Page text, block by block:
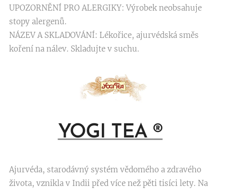
UPOZORNĚNÍ PRO ALERGIKY: Výrobek neobsahuje
stopy alergenů.
NÁZEV A SKLADOVÁNÍ: Lékořice, ajurvédská směs
koření na nálev. Skladujte v suchu.
YOGI TEA ®
Ajurvéda, starodávný systém vědomého a zdravého
života, vznikla v Indii před více než pěti tisíci lety. Na